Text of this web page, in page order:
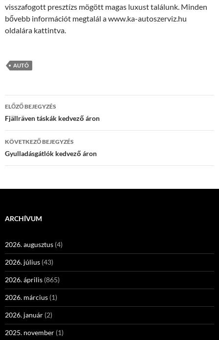
visszafogott presztízs mögött magas luxust találunk. Minden
bővebb információt megtalál a www.ka-autoszerviz.hu
oldalára kattintva.
AUTÓ
Bejegyzés
navigáció
ELŐZŐ BEJEGYZÉS
Fjällräven táskák kedvező áron
KÖVETKEZŐ BEJEGYZÉS
Gyulladásgátlók kedvező áron
ARCHÍVUM
2026. augusztus (4)
2026. július (43)
2026. április (865)
2026. március (1)
2026. január (2)
2025. november (1)